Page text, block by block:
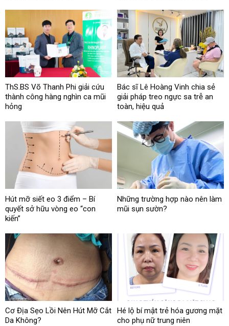
ThS.BS Võ Thanh Phi giải cứu
thành công hàng nghìn ca mũi
hỏng
Bác sĩ Lê Hoàng Vinh chia sẻ
giải pháp treo ngực sa trễ an
toàn, hiệu quả
Hút mỡ siết eo 3 điểm – Bí
quyết sở hữu vòng eo “con
kiến”
Những trường hợp nào nên làm
mũi sụn sườn?
Cơ Địa Sẹo Lồi Nên Hút Mỡ Cắt
Da Không?
Hé lộ bí mật trẻ hóa gương mặt
cho phụ nữ trung niên